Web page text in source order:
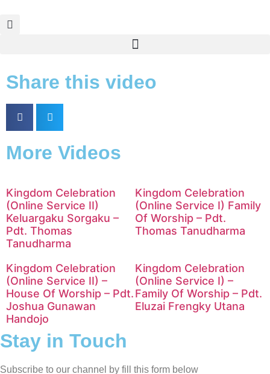
Share this video
More Videos
Kingdom Celebration
(Online Service II)
Keluargaku Sorgaku –
Pdt. Thomas
Tanudharma
Kingdom Celebration
(Online Service I) Family
Of Worship – Pdt.
Thomas Tanudharma
Kingdom Celebration
(Online Service II) –
House Of Worship – Pdt.
Joshua Gunawan
Handojo
Kingdom Celebration
(Online Service I) –
Family Of Worship – Pdt.
Eluzai Frengky Utana
Stay in Touch
Subscribe to our channel by fill this form below